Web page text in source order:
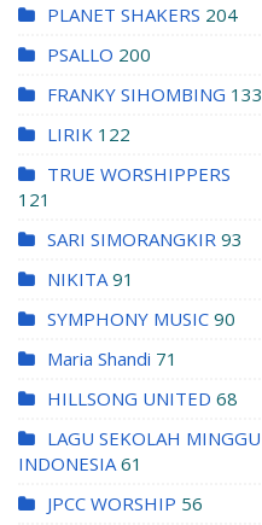
PLANET SHAKERS 204
PSALLO 200
FRANKY SIHOMBING 133
LIRIK 122
TRUE WORSHIPPERS
121
SARI SIMORANGKIR 93
NIKITA 91
SYMPHONY MUSIC 90
Maria Shandi 71
HILLSONG UNITED 68
LAGU SEKOLAH MINGGU
INDONESIA 61
JPCC WORSHIP 56